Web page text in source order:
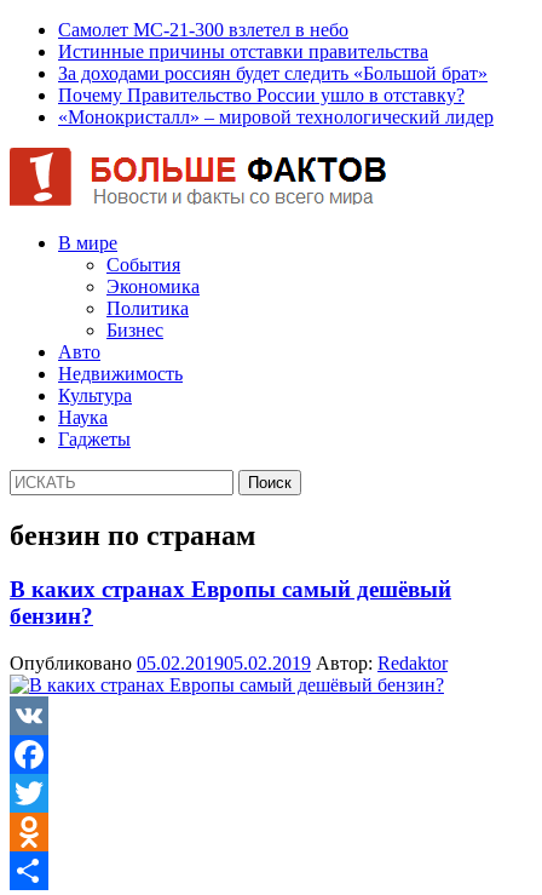
Самолет МС-21-300 взлетел в небо
Истинные причины отставки правительства
За доходами россиян будет следить «Большой брат»
Почему Правительство России ушло в отставку?
«Монокристалл» – мировой технологический лидер
В мире
События
Экономика
Политика
Бизнес
Авто
Недвижимость
Культура
Наука
Гаджеты
бензин по странам
В каких странах Европы самый дешёвый
бензин?
Опубликовано 05.02.201905.02.2019 Автор: Redaktor
VK
Facebook
Twitter
Odnoklassniki